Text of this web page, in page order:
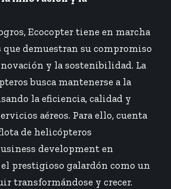
Ecocopter tiene en marcha
demuestran su compromiso
y la sostenibilidad. La
busca mantenerse a la
la eficiencia, calidad y
aéreos. Para ello, cuenta
de helicópteros
development en
el prestigioso galardón como un
transformándose y crecer.